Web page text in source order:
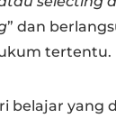
” dan
tertentu.
belajar yang